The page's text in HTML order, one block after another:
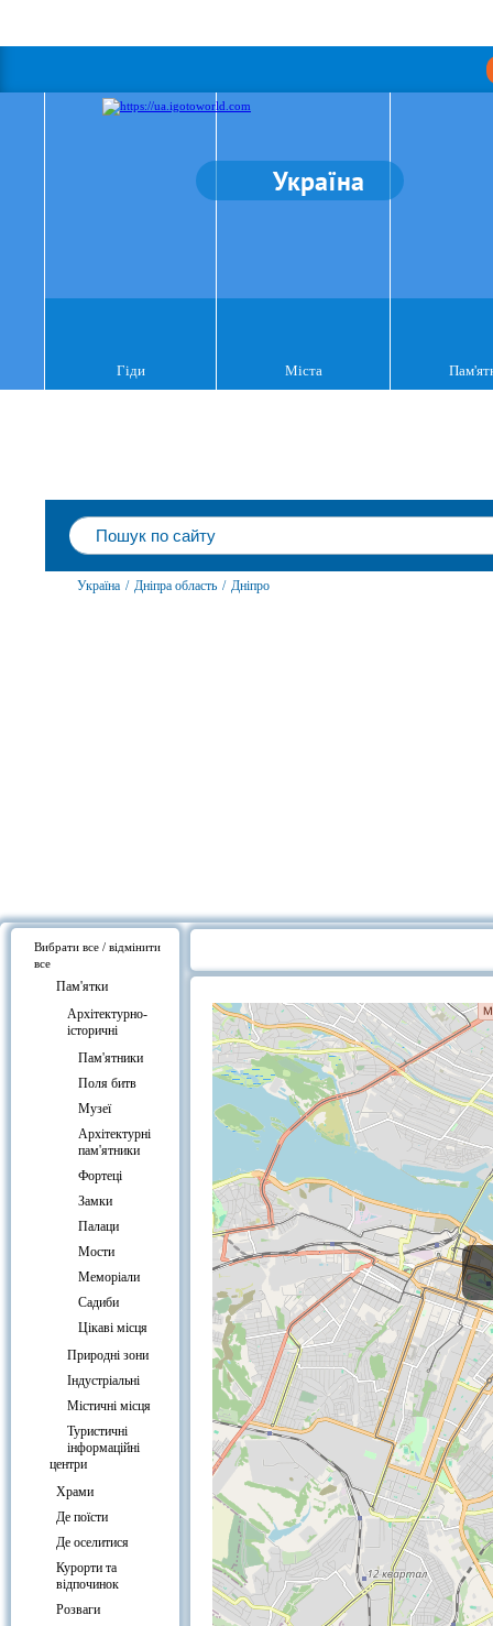
Україна
Гіди Міста
Україна / Дніпра область / Дніпро
Вибрати все / відмінити
все
Пам'ятки
Архітектурно-
історичні
Пам'ятники
Поля битв
Музеї
Архітектурні
пам'ятники
Фортеці
Замки
Палаци
Мости
Меморіали
Садиби
Цікаві місця
Природні зони
Індустріальні
Містичні місця
Туристичні
інформаційні
центри
Храми
Де поїсти
Де оселитися
Курорти та
відпочинок
Розваги